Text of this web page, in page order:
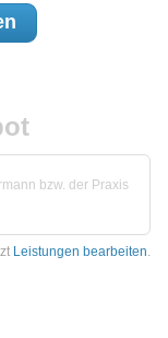
bzw. der Praxis
Leistungen bearbeiten.